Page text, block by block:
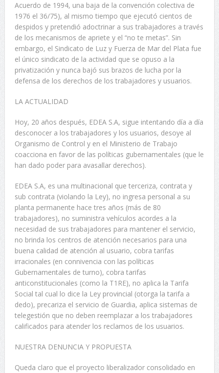
Acuerdo de 1994, una baja de la convención colectiva de
1976 el 36/75), al mismo tiempo que ejecutó cientos de
despidos y pretendió adoctrinar a sus trabajadores a través
de los mecanismos de apriete y el “no te metas”. Sin
embargo, el Sindicato de Luz y Fuerza de Mar del Plata fue
el único sindicato de la actividad que se opuso a la
privatización y nunca bajó sus brazos de lucha por la
defensa de los derechos de los trabajadores y usuarios.
LA ACTUALIDAD
Hoy, 20 años después, EDEA S.A, sigue intentando día a día
desconocer a los trabajadores y los usuarios, desoye al
Organismo de Control y en el Ministerio de Trabajo
coacciona en favor de las políticas gubernamentales (que le
han dado poder para avasallar derechos).
EDEA S.A, es una multinacional que terceriza, contrata y
sub contrata (violando la Ley), no ingresa personal a su
planta permanente hace tres años (más de 80
trabajadores), no suministra vehículos acordes a la
necesidad de sus trabajadores para mantener el servicio,
no brinda los centros de atención necesarios para una
buena calidad de atención al usuario, cobra tarifas
irracionales (en connivencia con las políticas
Gubernamentales de turno), cobra tarifas
anticonstitucionales (como la T1RE), no aplica la Tarifa
Social tal cual lo dice la Ley provincial (otorga la tarifa a
dedo), precariza el servicio de Guardia, aplica sistemas de
telegestión que no deben reemplazar a los trabajadores
calificados para atender los reclamos de los usuarios.
NUESTRA DENUNCIA Y PROPUESTA
Queda claro que el proyecto liberalizador consolidado en